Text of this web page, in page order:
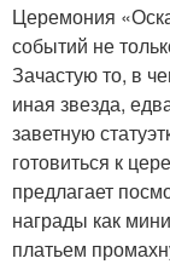
Церемония
событий не
Зачастую то, в
иная звезда,
заветную
готовиться к
предлагает
награды как
платьем